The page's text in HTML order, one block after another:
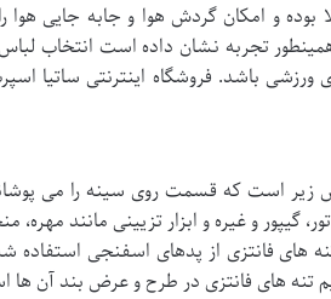
بوده و امکان گردش هوا و جابه جایی
تجربه نشان داده است انتخاب
ورزشی باشد. فروشگاه اینترنتی
زیر است که قسمت روی سینه را می
گیپور و غیره و ابزار تزیینی مانند
های فانتزی از پدهای اسفنجی استفاده
های فانتزی در طرح و عرض بند آن ها